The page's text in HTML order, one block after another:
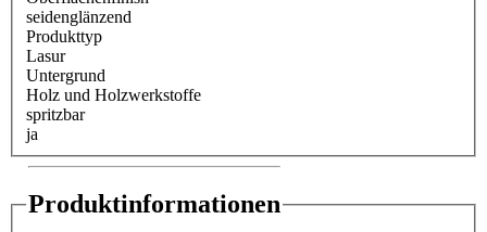
seidenglänzend
Produkttyp
Lasur
Untergrund
Holz und Holzwerkstoffe
spritzbar
ja
Produktinformationen